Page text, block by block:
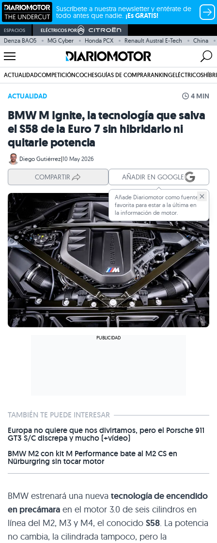
Suscríbete a nuestra newsletter y entérate de
todo antes que nadie. ¡Es GRATIS!
ESPACIOS ELÉCTRICOS POR
Denza BAO5 MG Cyber Honda PCX Renault Austral E-Tech China
ACTUALIDADCOMPETICIÓNCOCHESGUÍAS DE COMPRARANKINGELÉCTRICOS
ACTUALIDAD 4 MIN
BMW M Ignite, la tecnología que salva
el S58 de la Euro 7 sin hibridarlo ni
quitarle potencia
Diego Gutiérrez|10 May 2026
COMPARTIR AÑADIR EN GOOGLE
Añade Diariomotor como fuente
favorita para estar a la última en
la información de motor.
TAMBIÉN TE PUEDE INTERESAR
Europa no quiere que nos divirtamos, pero el Porsche 911
GT3 S/C discrepa y mucho (+vídeo)
BMW M2 con kit M Performance bate al M2 CS en
Nürburgring sin tocar motor
BMW estrenará una nueva tecnología de encendido
en precámara en el motor 3.0 de seis cilindros en
línea del M2, M3 y M4, el conocido S58. La potencia
no cambia, la cilindrada tampoco, pero la